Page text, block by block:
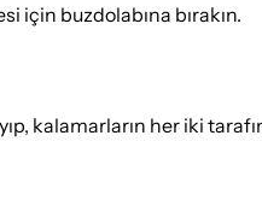
için buzdolabına bırakın.
kalamarların her iki